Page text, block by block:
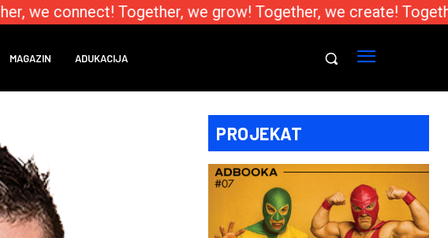
connect! Together, we grow! Together, we create!
MAGAZIN ADUKACIJA
PROJEKAT